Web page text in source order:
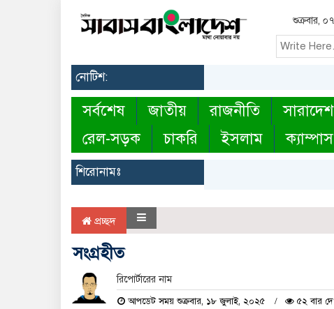
শুক্রবার,
নোটিশ:
সর্বশেষ জাতীয় রাজনীতি সারাদেশ
রেল-সড়ক
চাকরি ইসলাম ক্যাম্পাস
শিরোনামঃ
প্রচ্ছদ
সংগ্রহীত
রিপোর্টারের নাম
আপডেট সময় শুক্রবার, ১৮ জুলাই, ২০২৫ ৫২ বার